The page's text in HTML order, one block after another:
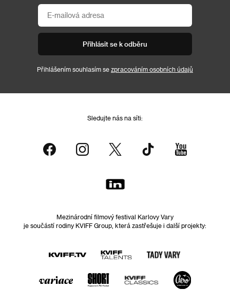
Přihlásit se k odběru
Přihlášením souhlasím se zpracováním osobních údajů
Sledujte nás na síti:
Mezinárodní filmový festival Karlovy Vary
je součástí rodiny KVIFF Group, která zastřešuje i další projekty: